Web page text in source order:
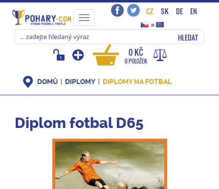
Toggle
navigation
CZ SK DE
EN
»
HLEDAT
0 KČ
0 POLOŽEK
DOMŮ DIPLOMY DIPLOMY NA FOTBAL
Diplom fotbal D65